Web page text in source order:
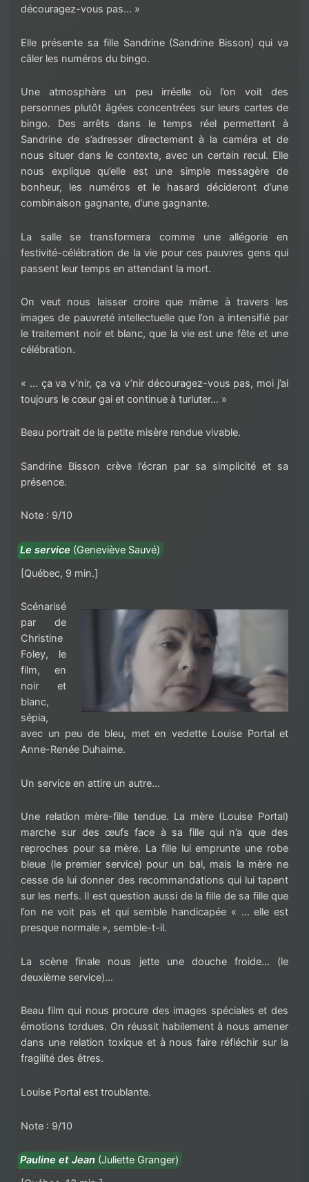
découragez-vous pas… »
Elle présente sa fille Sandrine (Sandrine Bisson) qui va
câler les numéros du bingo.
Une atmosphère un peu irréelle où l’on voit des
personnes plutôt âgées concentrées sur leurs cartes de
bingo. Des arrêts dans le temps réel permettent à
Sandrine de s’adresser directement à la caméra et de
nous situer dans le contexte, avec un certain recul. Elle
nous explique qu’elle est une simple messagère de
bonheur, les numéros et le hasard décideront d’une
combinaison gagnante, d’une gagnante.
La salle se transformera comme une allégorie en
festivité-célébration de la vie pour ces pauvres gens qui
passent leur temps en attendant la mort.
On veut nous laisser croire que même à travers les
images de pauvreté intellectuelle que l’on a intensifié par
le traitement noir et blanc, que la vie est une fête et une
célébration.
« … ça va v’nir, ça va v’nir découragez-vous pas, moi j’ai
toujours le cœur gai et continue à turluter… »
Beau portrait de la petite misère rendue vivable.
Sandrine Bisson crève l’écran par sa simplicité et sa
présence.
Note : 9/10
Le service (Geneviève Sauvé)
[Québec, 9 min.]
Scénarisé
par de
Christine
Foley, le
film, en
noir et
blanc,
sépia,
avec un peu de bleu, met en vedette Louise Portal et
Anne-Renée Duhaime.
Un service en attire un autre…
Une relation mère-fille tendue. La mère (Louise Portal)
marche sur des œufs face à sa fille qui n’a que des
reproches pour sa mère. La fille lui emprunte une robe
bleue (le premier service) pour un bal, mais la mère ne
cesse de lui donner des recommandations qui lui tapent
sur les nerfs. Il est question aussi de la fille de sa fille que
l’on ne voit pas et qui semble handicapée « … elle est
presque normale », semble-t-il.
La scène finale nous jette une douche froide… (le
deuxième service)…
Beau film qui nous procure des images spéciales et des
émotions tordues. On réussit habilement à nous amener
dans une relation toxique et à nous faire réfléchir sur la
fragilité des êtres.
Louise Portal est troublante.
Note : 9/10
Pauline et Jean (Juliette Granger)